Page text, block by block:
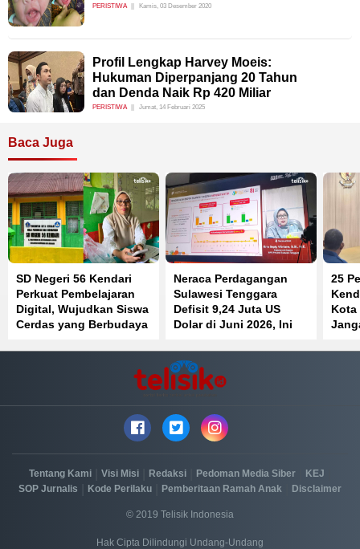
PERISTIWA Kamis, 03 Desember 2020
Profil Lengkap Harvey Moeis:
Hukuman Diperpanjang 20 Tahun
dan Denda Naik Rp 420 Miliar
PERISTIWA Jumat, 14 Februari 2025
Baca Juga
SD Negeri 56 Kendari
Perkuat Pembelajaran
Digital, Wujudkan Siswa
Cerdas yang Berbudaya
Neraca Perdagangan
Sulawesi Tenggara
Defisit 9,24 Juta US
Dolar di Juni 2026, Ini
25
Kota
Tentang Kami Visi Misi Redaksi Pedoman Media Siber KEJ
SOP Jurnalis Kode Perilaku Pemberitaan Ramah Anak Disclaimer
© 2019 Telisik Indonesia
Hak Cipta Dilindungi Undang-Undang